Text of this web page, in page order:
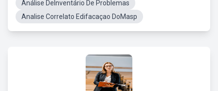
Análise DeInventário De Problemas
Analise Correlato Edifacaçao DoMasp